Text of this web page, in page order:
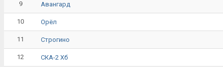
9 Авангард
10 Орёл
11 Строгино
12 СКА-2 Хб